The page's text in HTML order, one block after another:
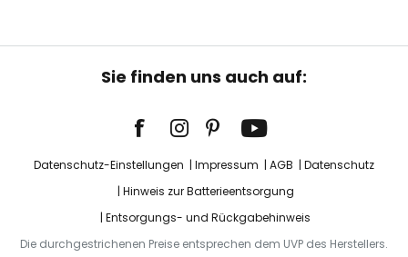
Sie finden uns auch auf:
Datenschutz-Einstellungen Impressum AGB
Datenschutz
Hinweis zur Batterieentsorgung
Entsorgungs- und Rückgabehinweis
Die durchgestrichenen Preise entsprechen dem UVP des Herstellers.